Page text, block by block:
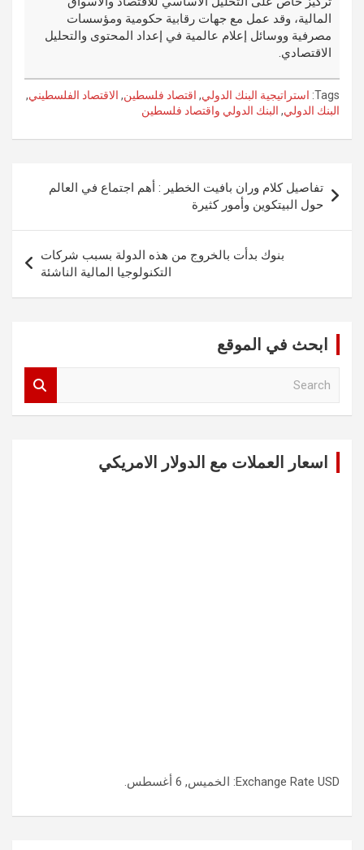
المالية، وقد عمل مع جهات رقابية حكومية ومؤسسات
مصرفية ووسائل إعلام عالمية في إعداد المحتوى والتحليل
الاقتصادي.
Tags: استراتيجية البنك الدولي, اقتصاد فلسطين, الاقتصاد الفلسطيني,
البنك الدولي, البنك الدولي واقتصاد فلسطين
المقالات
تفاصيل كلام وران بافيت الخطير : أهم اجتماع في العالم
حول البيتكوين وأمور كثيرة
بنوك بدأت بالخروج من هذه الدولة بسبب شركات
التكنولوجيا المالية الناشئة
ابحث في الموقع
اسعار العملات مع الدولار الامريكي
Exchange Rate USD : الخميس, 6 أغسطس.